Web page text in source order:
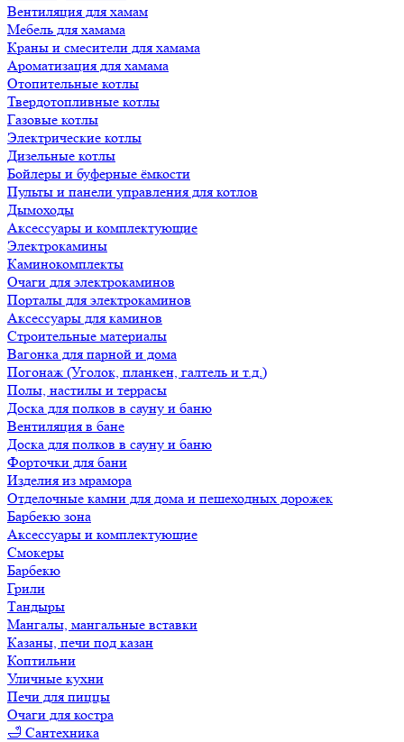
Вентиляция для хамам
Мебель для хамама
Краны и смесители для хамама
Ароматизация для хамама
Отопительные котлы
Твердотопливные котлы
Газовые котлы
Электрические котлы
Дизельные котлы
Бойлеры и буферные ёмкости
Пульты и панели управления для котлов
Дымоходы
Аксессуары и комплектующие
Электрокамины
Каминокомплекты
Очаги для электрокаминов
Порталы для электрокаминов
Аксессуары для каминов
Строительные материалы
Вагонка для парной и дома
Погонаж (Уголок, планкен, галтель и т.д.)
Полы, настилы и террасы
Доска для полков в сауну и баню
Вентиляция в бане
Доска для полков в сауну и баню
Форточки для бани
Изделия из мрамора
Отделочные камни для дома и пешеходных дорожек
Барбекю зона
Аксессуары и комплектующие
Смокеры
Барбекю
Грили
Тандыры
Мангалы, мангальные вставки
Казаны, печи под казан
Коптильни
Уличные кухни
Печи для пиццы
Очаги для костра
🛁 Сантехника